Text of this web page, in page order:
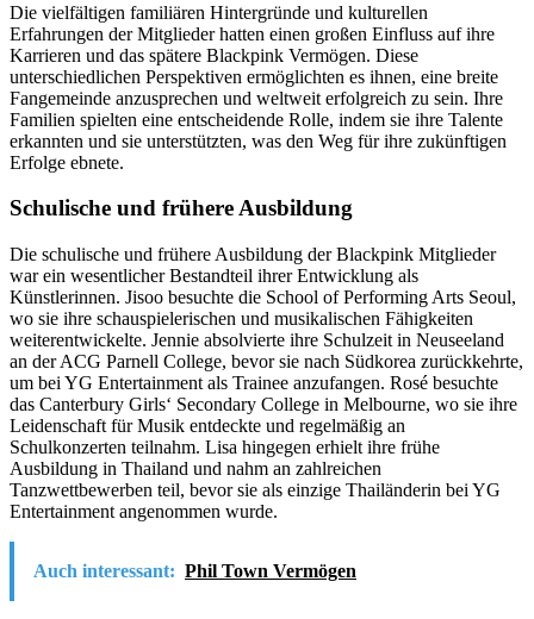
Die vielfältigen familiären Hintergründe und kulturellen
Erfahrungen der Mitglieder hatten einen großen Einfluss auf ihre
Karrieren und das spätere Blackpink Vermögen. Diese
unterschiedlichen Perspektiven ermöglichten es ihnen, eine breite
Fangemeinde anzusprechen und weltweit erfolgreich zu sein. Ihre
Familien spielten eine entscheidende Rolle, indem sie ihre Talente
erkannten und sie unterstützten, was den Weg für ihre zukünftigen
Erfolge ebnete.
Schulische und frühere Ausbildung
Die schulische und frühere Ausbildung der Blackpink Mitglieder
war ein wesentlicher Bestandteil ihrer Entwicklung als
Künstlerinnen. Jisoo besuchte die School of Performing Arts Seoul,
wo sie ihre schauspielerischen und musikalischen Fähigkeiten
weiterentwickelte. Jennie absolvierte ihre Schulzeit in Neuseeland
an der ACG Parnell College, bevor sie nach Südkorea zurückkehrte,
um bei YG Entertainment als Trainee anzufangen. Rosé besuchte
das Canterbury Girls‘ Secondary College in Melbourne, wo sie ihre
Leidenschaft für Musik entdeckte und regelmäßig an
Schulkonzerten teilnahm. Lisa hingegen erhielt ihre frühe
Ausbildung in Thailand und nahm an zahlreichen
Tanzwettbewerben teil, bevor sie als einzige Thailänderin bei YG
Entertainment angenommen wurde.
Auch interessant: Phil Town Vermögen